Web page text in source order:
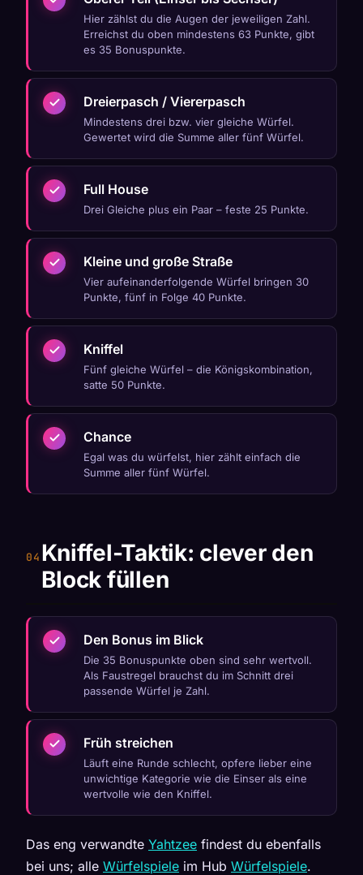
Hier zählst du die Augen der jeweiligen Zahl.
Erreichst du oben mindestens 63 Punkte, gibt
es 35 Bonuspunkte.
Dreierpasch / Viererpasch
Mindestens drei bzw. vier gleiche Würfel.
Gewertet wird die Summe aller fünf Würfel.
Full House
Drei Gleiche plus ein Paar – feste 25 Punkte.
Kleine und große Straße
Vier aufeinanderfolgende Würfel bringen 30
Punkte, fünf in Folge 40 Punkte.
Kniffel
Fünf gleiche Würfel – die Königskombination,
satte 50 Punkte.
Chance
Egal was du würfelst, hier zählt einfach die
Summe aller fünf Würfel.
Kniffel-Taktik: clever den
Block füllen
Den Bonus im Blick
Die 35 Bonuspunkte oben sind sehr wertvoll.
Als Faustregel brauchst du im Schnitt drei
passende Würfel je Zahl.
Früh streichen
Läuft eine Runde schlecht, opfere lieber eine
unwichtige Kategorie wie die Einser als eine
wertvolle wie den Kniffel.
Das eng verwandte Yahtzee findest du ebenfalls
bei uns; alle Würfelspiele im Hub Würfelspiele.